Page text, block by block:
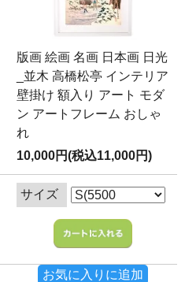
版画 絵画 名画 日本画 日光
_並木 高橋松亭 インテリア
壁掛け 額入り アート モダ
ン アートフレーム おしゃ
れ
10,000円(税込11,000円)
サイズ
お気に入りに追加